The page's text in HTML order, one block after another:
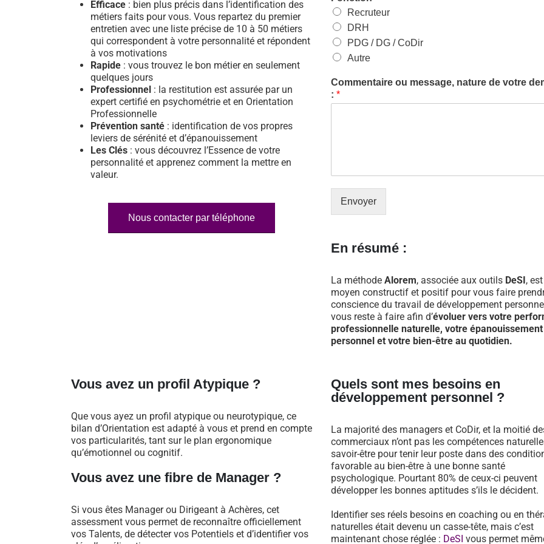
Efficace : bien plus précis dans l’identification des
métiers faits pour vous. Vous repartez du premier
entretien avec une liste précise de 10 à 50 métiers
qui correspondent à votre personnalité et répondent
à vos motivations
Rapide : vous trouvez le bon métier en seulement
quelques jours
Professionnel : la restitution est assurée par un
expert certifié en psychométrie et en Orientation
Professionnelle
Prévention santé : identification de vos propres
leviers de sérénité et d’épanouissement
Les Clés : vous découvrez l’Essence de votre
personnalité et apprenez comment la mettre en
valeur.
Nous contacter par téléphone
Recruteur
DRH
PDG / DG / CoDir
Autre
Commentaire ou message, nature de votre
: *
Envoyer
En résumé :
La méthode Alorem, associée aux outils DeSI,
moyen constructif et positif pour vous faire
conscience du travail de développement
vous reste à faire afin d’évoluer vers votre
professionnelle naturelle, votre épanouissement
personnel et votre bien-être au quotidien.
Vous avez un profil Atypique ?
Que vous ayez un profil atypique ou neurotypique, ce
bilan d’Orientation est adapté à vous et prend en compte
vos particularités, tant sur le plan ergonomique
qu’émotionnel ou cognitif.
Vous avez une fibre de Manager ?
Si vous êtes Manager ou Dirigeant à Achères, cet
assessment vous permet de reconnaître officiellement
vos Talents, de détecter vos Potentiels et d’identifier vos
Quels sont mes besoins en
développement personnel ?
La majorité des managers et CoDir, et la moitié
commerciaux n’ont pas les compétences
savoir-être pour tenir leur poste dans des
favorable au bien-être à une bonne santé
psychologique. Pourtant 80% de ceux-ci peuvent
développer les bonnes aptitudes s’ils le décident.
Identifier ses réels besoins en coaching ou en
naturelles était devenu un casse-tête, mais c’est
maintenant chose réglée : DeSI vous permet